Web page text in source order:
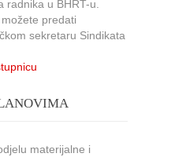
radnika u BHRT-u.
predati
sekretaru Sindikata
materijalne i